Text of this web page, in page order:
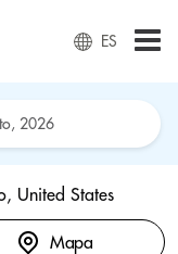
ES
United States
Mapa